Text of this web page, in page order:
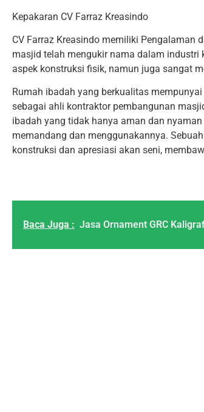
Kepakaran CV Farraz Kreasindo
CV Farraz Kreasindo memiliki Pengalaman
masjid telah mengukir nama dalam industri
aspek konstruksi fisik, namun juga sangat
Rumah ibadah yang berkualitas
sebagai ahli kontraktor pembangunan
ibadah yang tidak hanya aman dan
memandang dan menggunakannya.
konstruksi dan apresiasi akan seni,
Baca Juga : Jasa Ornament GRC